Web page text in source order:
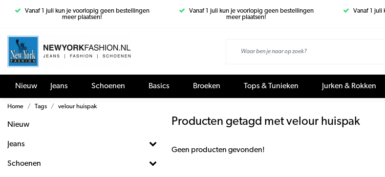
Vanaf 1 juli kun je voorlopig geen bestellingen
meer plaatsen!
Vanaf 1 juli kun je voorlopig geen bestellingen
meer plaatsen!
Vanaf 1
Nieuw Jeans Schoenen Basics Broeken Tops & Tunieken Jurken & Rokken
Home Tags velour huispak
Nieuw
Jeans
Schoenen
Producten getagd met velour huispak
Geen producten gevonden!